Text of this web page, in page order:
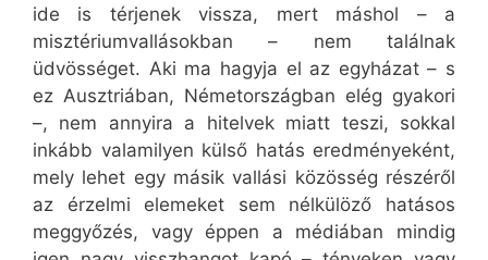
ide is térjenek vissza, mert máshol – a
misztériumvallásokban – nem találnak
üdvösséget. Aki ma hagyja el az egyházat – s
ez Ausztriában, Németországban elég gyakori
–, nem annyira a hitelvek miatt teszi, sokkal
inkább valamilyen külső hatás eredményeként,
mely lehet egy másik vallási közösség részéről
az érzelmi elemeket sem nélkülöző hatásos
meggyőzés, vagy éppen a médiában mindig